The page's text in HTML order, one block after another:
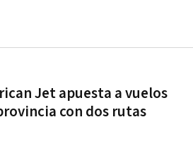
Jet apuesta a vuelos
con dos rutas